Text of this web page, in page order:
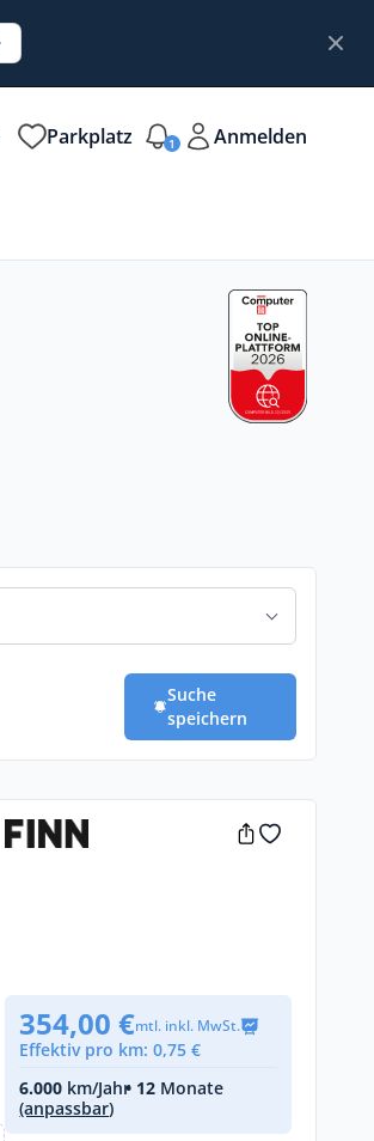
Parkplatz 1 Anmelden
Suche
speichern
354,00 €mtl. inkl. MwSt.
Effektiv pro km: 0,75 €
6.000 km/Jahr• 12 Monate
(anpassbar)